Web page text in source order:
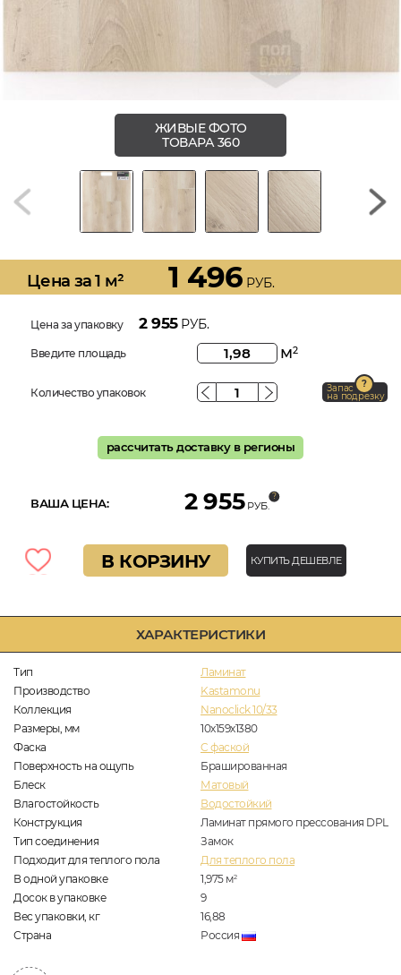
ХАРАКТЕРИСТИКИ
Тип
Ламинат
Производство
Kastamonu
Коллекция
Nanoclick 10/33
Размеры, мм
10х159х1380
Фаска
C фаской
Поверхность на ощупь
Брашированная
Блеск
Матовый
Влагостойкость
Водостойкий
Конструкция
Ламинат прямого прессования DPL
Тип соединения
Замок
Подходит для теплого пола
Для теплого пола
В одной упаковке
1,975 м2
Досок в упаковке
9
Вес упаковки, кг
16,88
Страна
Россия
ЖИВЫЕ ФОТО
ТОВАРА 360
Цена за 1 м² 1 496 РУБ.
Цена за упаковку 2 955РУБ.
Введите площадь м2
Количество упаковок Запас
на подрезку
рассчитать доставку в регионы
ВАША ЦЕНА: 2 955 РУБ.
В КОРЗИНУ КУПИТЬ ДЕШЕВЛЕ